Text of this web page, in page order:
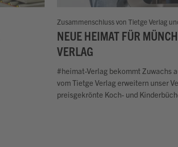
Zusammenschluss von Tietge Verlag
NEUE HEIMAT FÜR
VERLAG
#heimat-Verlag bekommt Zuwachs
vom Tietge Verlag erweitern unser
preisgekrönte Koch- und